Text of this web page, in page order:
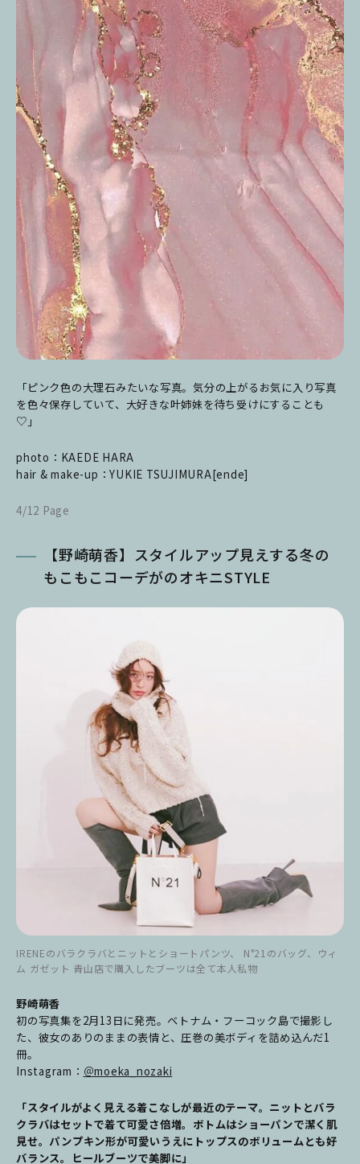
「ピンク色の大理石みたいな写真。気分の上がるお気に入り写真
を色々保存していて、大好きな叶姉妹を待ち受けにすることも
♡」
photo：KAEDE HARA
hair & make-up：YUKIE TSUJIMURA[ende]
4/12 Page
【野崎萌香】スタイルアップ見えする冬の
もこもこコーデがのオキニSTYLE
IRENEのバラクラバとニットとショートパンツ、 N°21のバッグ、ウィ
ム ガゼット 青山店で購入したブーツは全て本人私物
野崎萌香
初の写真集を2月13日に発売。ベトナム・フーコック島で撮影し
た、彼女のありのままの表情と、圧巻の美ボディを詰め込んだ1
冊。
Instagram： ＠moeka_nozaki
「スタイルがよく見える着こなしが最近のテーマ。ニットとバラ
クラバはセットで着て可愛さ倍増。ボトムはショーパンで潔く肌
見せ。パンプキン形が可愛いうえにトップスのボリュームとも好
バランス。ヒールブーツで美脚に」